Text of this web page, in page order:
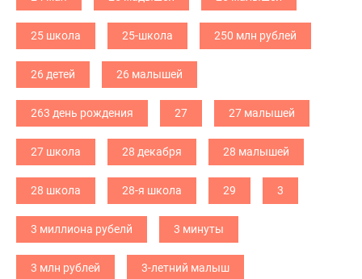
25 школа 25-школа 250 млн рублей
26 детей 26 малышей
263 день рождения 27 27 малышей
27 школа 28 декабря 28 малышей
28 школа 28-я школа 29 3
3 миллиона рубелй 3 минуты
3 млн рублей 3-летний малыш